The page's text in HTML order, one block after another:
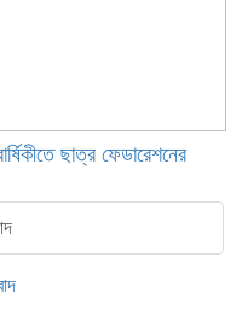
ছাত্র ফেডারেশনের